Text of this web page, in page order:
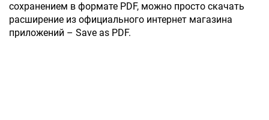
сохранением в формате PDF, можно просто скачать
расширение из официального интернет магазина
приложений – Save as PDF.